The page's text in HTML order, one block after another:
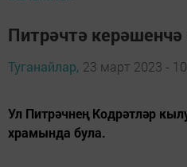
Питрәчтә керәшенчә
Туганайлар, 23 март 2023 -
Ул Питрәчнең Кодрәтләр
храмында була.